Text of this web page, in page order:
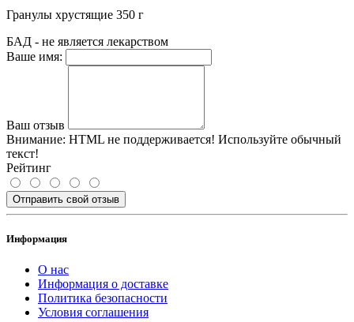
Гранулы хрустящие 350 г
БАД - не является лекарством
Ваше имя:
Ваш отзыв
Внимание: HTML не поддерживается! Используйте обычный
текст!
Рейтинг
Отправить свой отзыв
Информация
О нас
Информация о доставке
Политика безопасности
Условия соглашения